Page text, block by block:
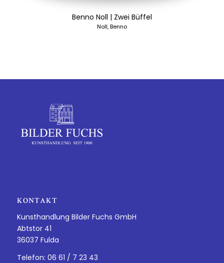
Benno Noll | Zwei Büffel
Noll, Benno
KONTAKT
Kunsthandlung Bilder Fuchs GmbH
Abtstor 41
36037 Fulda
Telefon: 06 61 / 7 23 43